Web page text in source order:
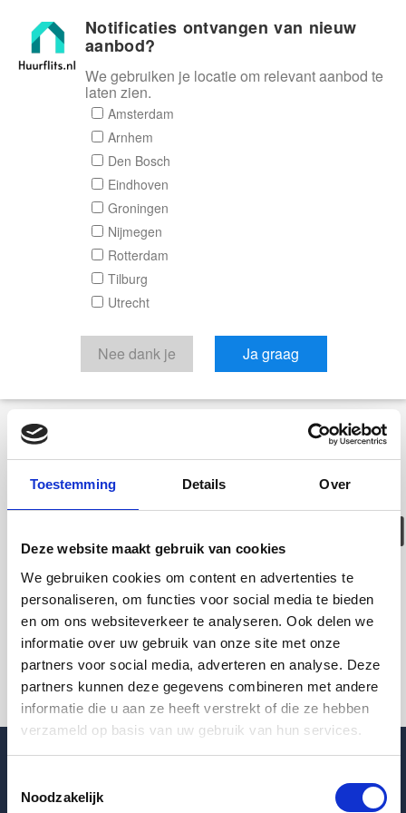
Toestemming Details Over
Deze website maakt gebruik van cookies
We gebruiken cookies om content en advertenties te
personaliseren, om functies voor social media te bieden
en om ons websiteverkeer te analyseren. Ook delen we
informatie over uw gebruik van onze site met onze
partners voor social media, adverteren en analyse. Deze
partners kunnen deze gegevens combineren met andere
informatie die u aan ze heeft verstrekt of die ze hebben
verzameld op basis van uw gebruik van hun services.
Noodzakelijk
Huurflits
Deze woning is
helaas
verhuurd/verwijderd
Pagina niet gevonden
Terug naar woningoverzicht
Blogpost
Notificaties ontvangen van nieuw
aanbod?
We gebruiken je locatie om relevant aanbod te
laten zien.
Amsterdam
Arnhem
Den Bosch
Eindhoven
Groningen
Nijmegen
Rotterdam
Tilburg
Utrecht
Nee dank je Ja graag